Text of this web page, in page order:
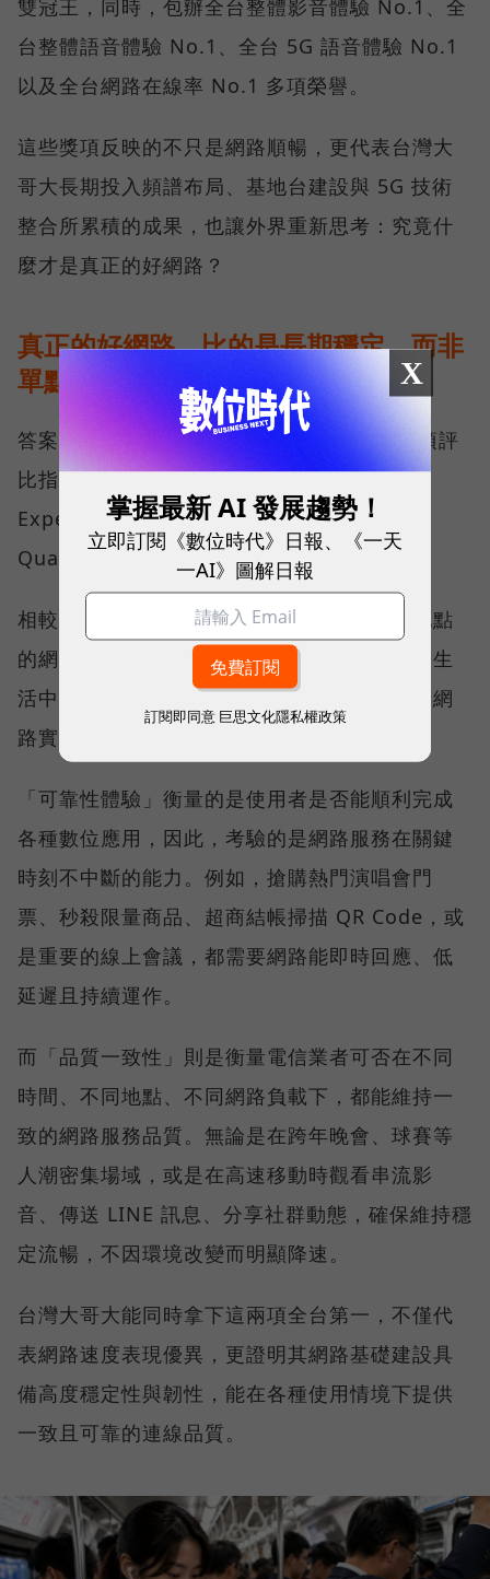
雙冠王，同時，包辦全台整體影音體驗 No.1、全
台整體語音體驗 No.1、全台 5G 語音體驗 No.1
以及全台網路在線率 No.1 多項榮譽。
這些獎項反映的不只是網路順暢，更代表台灣大
哥大長期投入頻譜布局、基地台建設與 5G 技術
整合所累積的成果，也讓外界重新思考：究竟什
麼才是真正的好網路？
真正的好網路，比的是長期穩定、而非
單點測速
答案，就藏在 Opensignal 最具代表性的兩項評
比指標──可靠性體驗（Reliability
Experience）與品質一致性（Consistent
Quality）。
相較於傳統下載速度只反映單一時間、單一地點
的網路表現，這兩項指標更重視使用者在真實生
活中的整體體驗，因此也是最能反映電信業者網
路實力、最難取得的獎項。
「可靠性體驗」衡量的是使用者是否能順利完成
各種數位應用，因此，考驗的是網路服務在關鍵
時刻不中斷的能力。例如，搶購熱門演唱會門
票、秒殺限量商品、超商結帳掃描 QR Code，或
是重要的線上會議，都需要網路能即時回應、低
延遲且持續運作。
而「品質一致性」則是衡量電信業者可否在不同
時間、不同地點、不同網路負載下，都能維持一
致的網路服務品質。無論是在跨年晚會、球賽等
人潮密集場域，或是在高速移動時觀看串流影
音、傳送 LINE 訊息、分享社群動態，確保維持穩
定流暢，不因環境改變而明顯降速。
台灣大哥大能同時拿下這兩項全台第一，不僅代
表網路速度表現優異，更證明其網路基礎建設具
備高度穩定性與韌性，能在各種使用情境下提供
一致且可靠的連線品質。
X
掌握最新 AI 發展趨勢！
立即訂閱《數位時代》日報、《一天
一AI》圖解日報
訂閱即同意 巨思文化隱私權政策